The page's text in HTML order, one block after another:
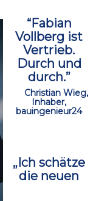
“Fabian
Vollberg ist
Vertrieb.
Durch und
durch.”
Christian Wieg,
Inhaber,
bauingenieur24
„Ich schätze
die neuen